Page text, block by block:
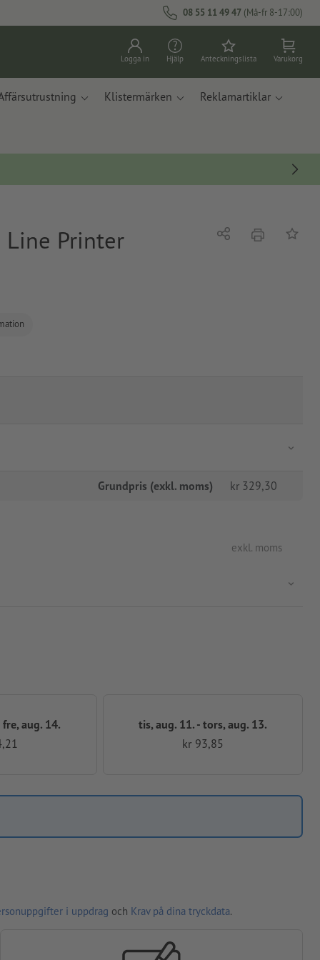
08 55 11 49 47 (Må-fr 8-17:00)
Logga in Hjälp Anteckningslista Varukorg
Klistermärken Reklamartiklar
Line Printer
Dela erbjudande
På
Grundpris (exkl. moms) kr 329,30
exkl. moms
aug. 14.
tis, aug. 11. - tors, aug. 13.
kr 93,85
i uppdrag och Krav på dina tryckdata.